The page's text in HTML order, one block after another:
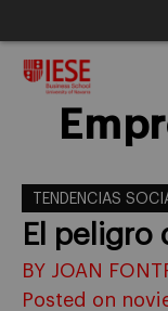
TENDENCIAS
El peligro
BY JOAN
Posted on